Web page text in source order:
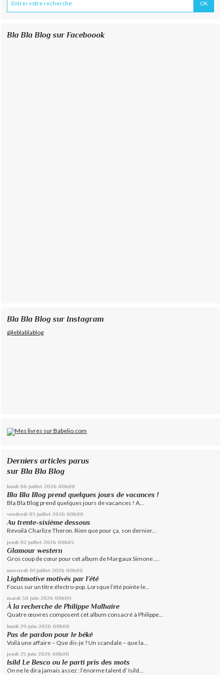
Bla Bla Blog sur Faceboook
Bla Bla Blog sur Instagram
@leblablablog
Derniers articles parus
sur Bla Bla Blog
lundi 06 juillet 2026 00h00
Bla Bla Blog prend quelques jours de vacances !
Bla Bla Blog prend quelques jours de vacances ! A...
vendredi 03 juillet 2026 00h00
Au trente-sixième dessous
Revoilà Charlize Theron. Rien que pour ça, son dernier...
jeudi 02 juillet 2026 00h03
Glamour western
Gros coup de cœur pour cet album de Margaux Simone ,...
mercredi 01 juillet 2026 00h00
Lightmotive motivés par l’été
Focus sur un titre électro-pop. Lorsque l’été pointe le...
mardi 30 juin 2026 00h00
À la recherche de Philippe Malhaire
Quatre œuvres composent cet album consacré à Philippe...
lundi 29 juin 2026 00h00
Pas de pardon pour le béké
Voilà une affaire – Que dis-je ? Un scandale – que la...
jeudi 25 juin 2026 00h00
Isild Le Besco ou le parti pris des mots
On ne le dira jamais assez : l’énorme talent d’ Isild...